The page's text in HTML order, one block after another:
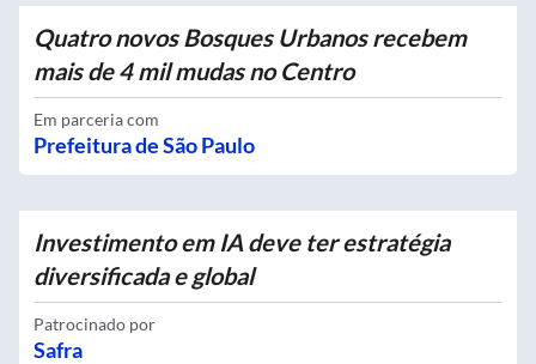
Quatro novos Bosques Urbanos recebem
mais de 4 mil mudas no Centro
Em parceria com
Prefeitura de São Paulo
Investimento em IA deve ter estratégia
diversificada e global
Patrocinado por
Safra